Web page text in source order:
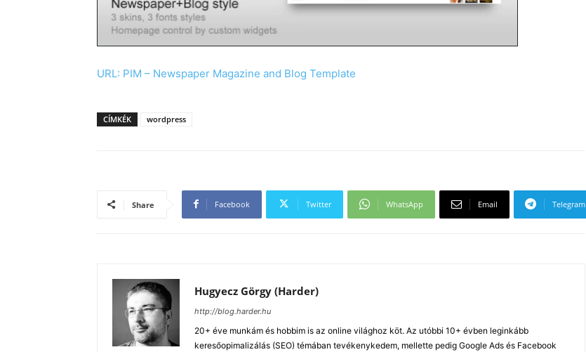
URL: PIM – Newspaper Magazine and Blog Template
CÍMKÉK wordpress
Share Facebook Twitter WhatsApp Email Telegram
Hugyecz Görgy (Harder)
http://blog.harder.hu
20+ éve munkám és hobbim is az online világhoz köt. Az utóbbi 10+ évben leginkább
keresőopimalizálás (SEO) témában tevékenykedem, mellette pedig Google Ads és Facebook